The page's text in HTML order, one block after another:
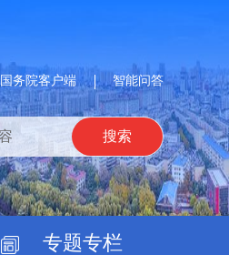
国务院客户端 智能问答
专题专栏